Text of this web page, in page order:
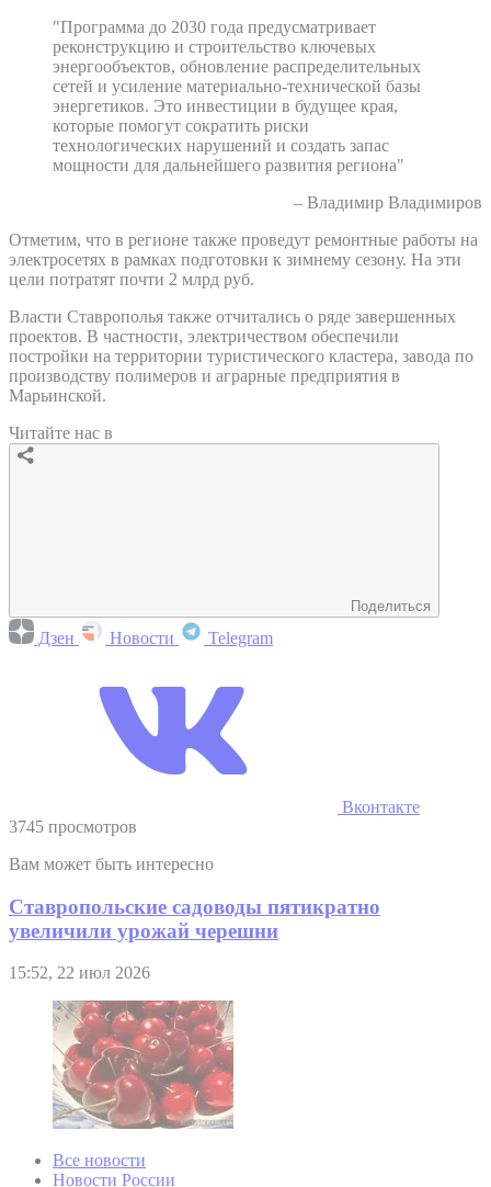
"Программа до 2030 года предусматривает
реконструкцию и строительство ключевых
энергообъектов, обновление распределительных
сетей и усиление материально-технической базы
энергетиков. Это инвестиции в будущее края,
которые помогут сократить риски
технологических нарушений и создать запас
мощности для дальнейшего развития региона"
– Владимир Владимиров
Отметим, что в регионе также проведут ремонтные работы на
электросетях в рамках подготовки к зимнему сезону. На эти
цели потратят почти 2 млрд руб.
Власти Ставрополья также отчитались о ряде завершенных
проектов. В частности, электричеством обеспечили
постройки на территории туристического кластера, завода по
производству полимеров и аграрные предприятия в
Марьинской.
Читайте нас в
Поделиться
Дзен Новости Telegram
Вконтакте
3745 просмотров
Вам может быть интересно
Ставропольские садоводы пятикратно
увеличили урожай черешни
15:52, 22 июл 2026
Все новости
Новости России